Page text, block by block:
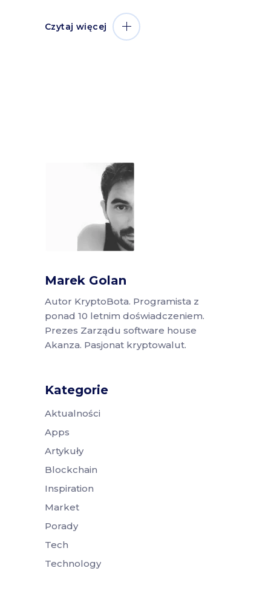
Czytaj więcej
Marek Golan
Autor KryptoBota. Programista z
ponad 10 letnim doświadczeniem.
Prezes Zarządu software house
Akanza. Pasjonat kryptowalut.
Kategorie
Aktualności
Apps
Artykuły
Blockchain
Inspiration
Market
Porady
Tech
Technology